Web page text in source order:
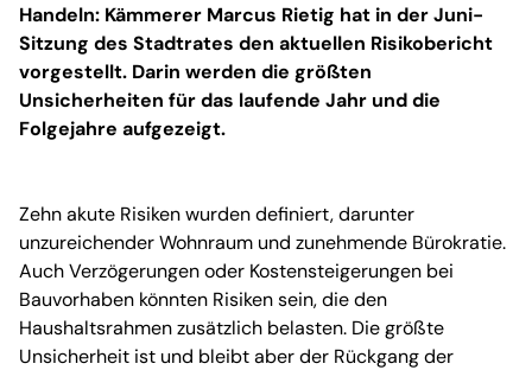
Handeln: Kämmerer Marcus Rietig hat in der Juni-
Sitzung des Stadtrates den aktuellen Risikobericht
vorgestellt. Darin werden die größten
Unsicherheiten für das laufende Jahr und die
Folgejahre aufgezeigt.
Zehn akute Risiken wurden definiert, darunter
unzureichender Wohnraum und zunehmende Bürokratie.
Auch Verzögerungen oder Kostensteigerungen bei
Bauvorhaben könnten Risiken sein, die den
Haushaltsrahmen zusätzlich belasten. Die größte
Unsicherheit ist und bleibt aber der Rückgang der